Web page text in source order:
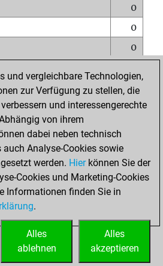
0
0
0
0
0
0
und vergleichbare Technologien,
zur Verfügung zu stellen, die
und interessengerechte
von ihrem
dabei neben technisch
Analyse-Cookies sowie
werden. Hierkönnen Sie der
Cookies und Marketing-Cookies
Informationen finden Sie in
.
Alles
akzeptieren
Alles
ablehnen